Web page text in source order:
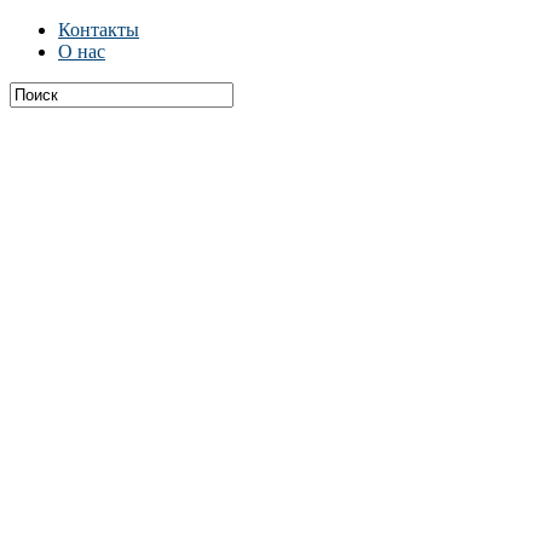
Контакты
О нас